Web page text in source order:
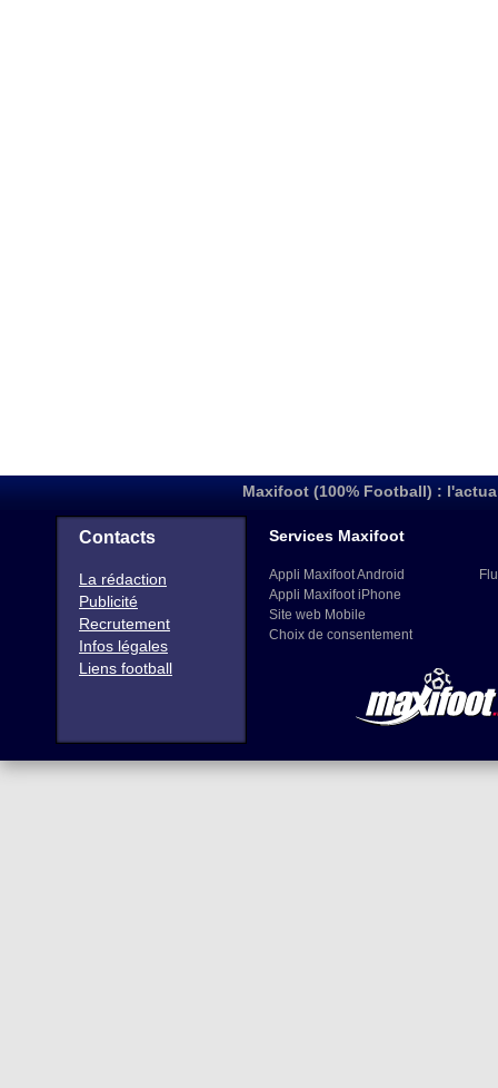
Maxifoot (100% Football) :
Contacts
La rédaction
Publicité
Recrutement
Infos légales
Liens football
Services Maxifoot
Appli Maxifoot Android
Appli Maxifoot iPhone
Site web Mobile
Choix de consentement